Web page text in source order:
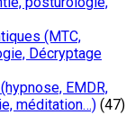
(MTC,
Décryptage
EMDR,
méditation…) (47)